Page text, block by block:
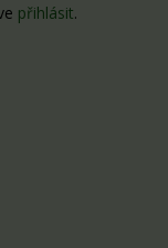
přihlásit.